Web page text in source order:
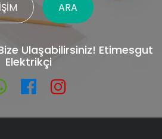
ARA
Ulaşabilirsiniz! Etimesgut
Elektrikçi